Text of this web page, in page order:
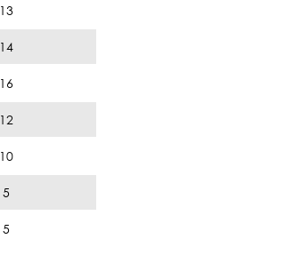
13
14
16
12
10
5
5